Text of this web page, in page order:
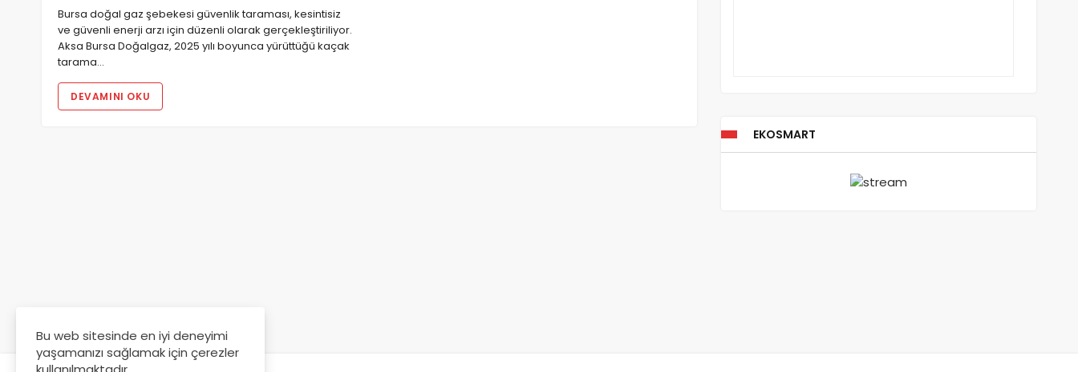
Bursa doğal gaz şebekesi güvenlik taraması, kesintisiz
ve güvenli enerji arzı için düzenli olarak gerçekleştiriliyor.
Aksa Bursa Doğalgaz, 2025 yılı boyunca yürüttüğü kaçak
tarama…
DEVAMINI OKU
EKOSMART
Bu web sitesinde en iyi deneyimi
yaşamanızı sağlamak için çerezler